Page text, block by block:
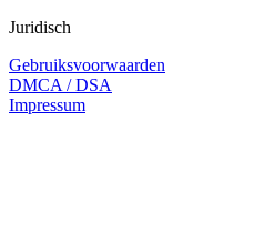
Juridisch
Gebruiksvoorwaarden
DMCA / DSA
Impressum